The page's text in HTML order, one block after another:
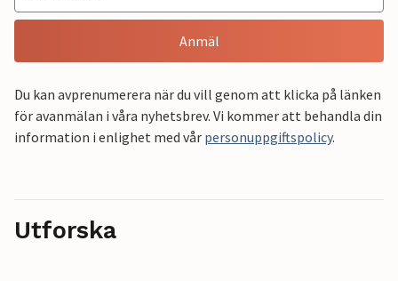
Anmäl
Du kan avprenumerera när du vill genom att klicka på länken
för avanmälan i våra nyhetsbrev. Vi kommer att behandla din
information i enlighet med vår personuppgiftspolicy.
Utforska